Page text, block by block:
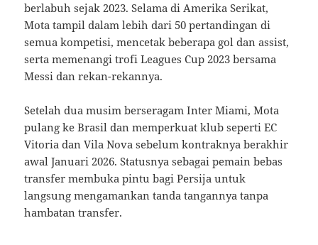
berlabuh sejak 2023. Selama di Amerika Serikat,
Mota tampil dalam lebih dari 50 pertandingan di
semua kompetisi, mencetak beberapa gol dan assist,
serta memenangi trofi Leagues Cup 2023 bersama
Messi dan rekan-rekannya.
Setelah dua musim berseragam Inter Miami, Mota
pulang ke Brasil dan memperkuat klub seperti EC
Vitoria dan Vila Nova sebelum kontraknya berakhir
awal Januari 2026. Statusnya sebagai pemain bebas
transfer membuka pintu bagi Persija untuk
langsung mengamankan tanda tangannya tanpa
hambatan transfer.